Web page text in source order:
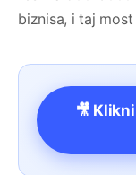
biznisa, i taj
🎥